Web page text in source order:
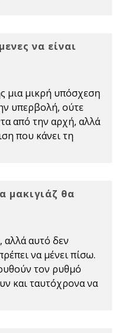
να είναι
μια μικρή υπόσχεση
υπερβολή, ούτε
από την αρχή, αλλά
που κάνει τη
μακιγιάζ θα
αλλά αυτό δεν
να μένει πίσω.
τον ρυθμό
και ταυτόχρονα να